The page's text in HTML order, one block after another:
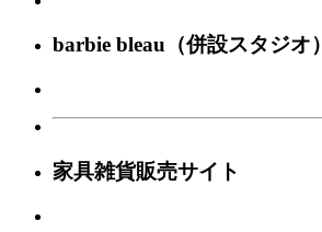
barbie bleau（併設スタジオ）
家具雑貨販売サイト